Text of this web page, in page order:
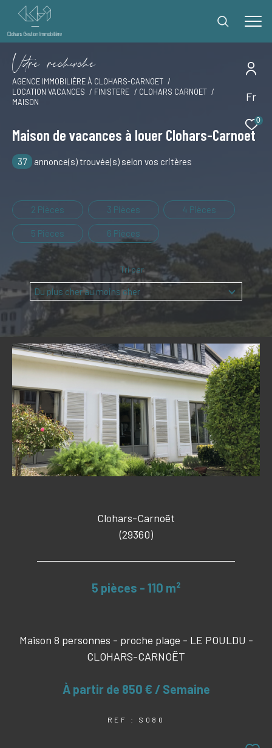
Fr
0
Vore recece
AGENCE IMMOBILIÈRE À CLOHARS-CARNOET
LOCATION VACANCES
FINISTERE
CLOHARS CARNOET
MAISON
Maison de vacances à louer Clohars-Carnoet
37 annonce(s) trouvée(s) selon vos critères
2 Pièces 3 Pièces 4 Pièces
5 Pièces 6 Pièces
Tri par
Du plus cher au moins cher
Clohars-Carnoët
(29360)
5 pièces - 110 m²
Maison 8 personnes - proche plage - LE POULDU -
CLOHARS-CARNOËT
À partir de 850 € / Semaine
REF : S080
Effectuer une recherche
Type
d'offre
Offres locations vacances
de
bien
Type de bien
Ville
Budget
Budget
Surface
Surface
Pièces
Pièces
Référence
CRITÈRES SUPPLÉMENTAIRES
RECHERCHER